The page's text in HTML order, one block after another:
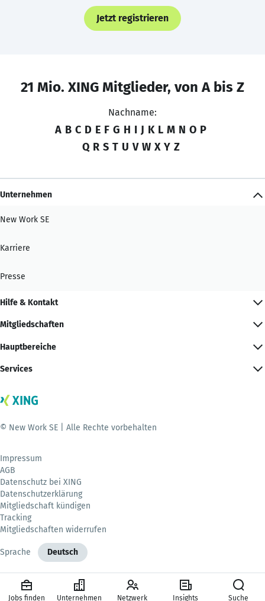
Jetzt registrieren
21 Mio. XING Mitglieder, von A bis Z
Nachname:
A B C D E F G H I J K L M N O P
Q R S T U V W X Y Z
Unternehmen
New Work SE
Karriere
Presse
Hilfe & Kontakt
Mitgliedschaften
Hauptbereiche
Services
© New Work SE | Alle Rechte vorbehalten
Impressum
AGB
Datenschutz bei XING
Datenschutzerklärung
Mitgliedschaft kündigen
Tracking
Mitgliedschaften widerrufen
Sprache Deutsch
Jobs finden Unternehmen Netzwerk Insights Suche